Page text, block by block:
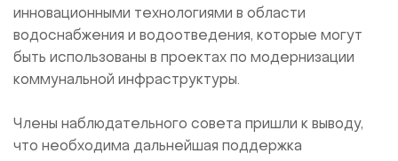
инновационными технологиями в области
водоснабжения и водоотведения, которые могут
быть использованы в проектах по модернизации
коммунальной инфраструктуры.
Члены наблюдательного совета пришли к выводу,
что необходима дальнейшая поддержка